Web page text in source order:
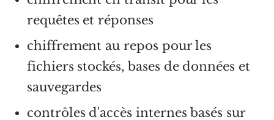
requêtes et réponses
chiffrement au repos pour les
fichiers stockés, bases de données et
sauvegardes
contrôles d'accès internes basés sur